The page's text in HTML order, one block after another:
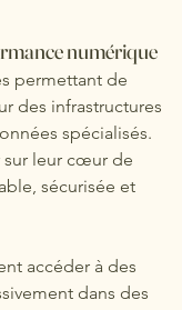
numérique
permettant de
des infrastructures
spécialisés.
sur leur cœur de
sécurisée et
accéder à des
dans des